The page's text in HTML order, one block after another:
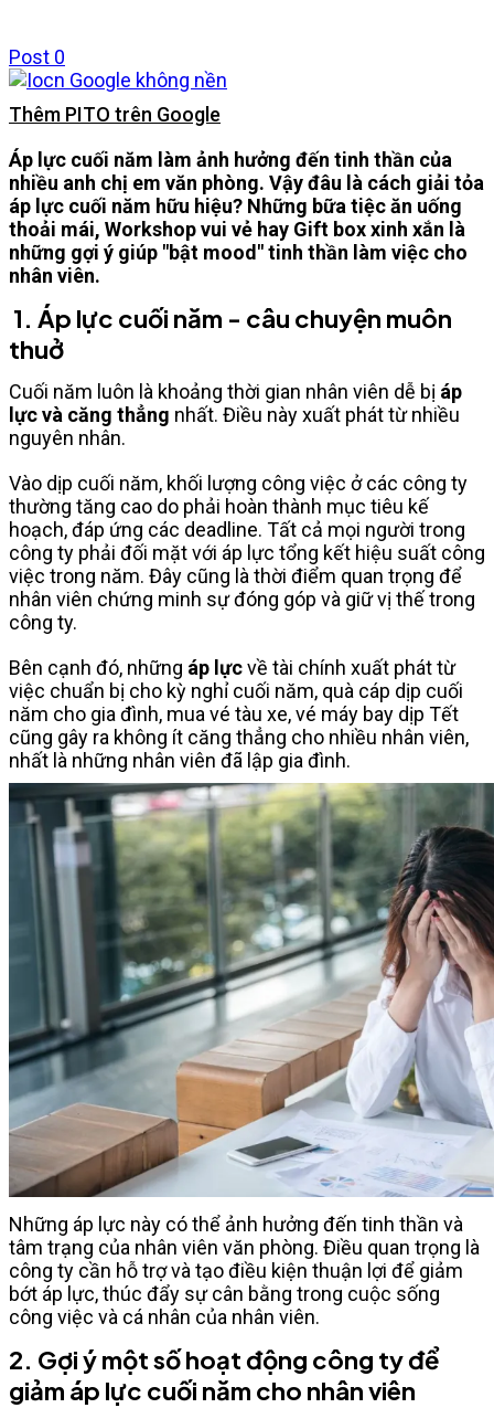
Post 0
Thêm PITO trên Google
Áp lực cuối năm làm ảnh hưởng đến tinh thần của
nhiều anh chị em văn phòng. Vậy đâu là cách giải tỏa
áp lực cuối năm hữu hiệu? Những bữa tiệc ăn uống
thoải mái, Workshop vui vẻ hay Gift box xinh xắn là
những gợi ý giúp "bật mood" tinh thần làm việc cho
nhân viên.
1. Áp lực cuối năm - câu chuyện muôn
thuở
Cuối năm luôn là khoảng thời gian nhân viên dễ bị áp
lực và căng thẳng nhất. Điều này xuất phát từ nhiều
nguyên nhân.
Vào dịp cuối năm, khối lượng công việc ở các công ty
thường tăng cao do phải hoàn thành mục tiêu kế
hoạch, đáp ứng các deadline. Tất cả mọi người trong
công ty phải đối mặt với áp lực tổng kết hiệu suất công
việc trong năm. Đây cũng là thời điểm quan trọng để
nhân viên chứng minh sự đóng góp và giữ vị thế trong
công ty.
Bên cạnh đó, những áp lựcvề tài chính xuất phát từ
việc chuẩn bị cho kỳ nghỉ cuối năm, quà cáp dịp cuối
năm cho gia đình, mua vé tàu xe, vé máy bay dịp Tết
cũng gây ra không ít căng thẳng cho nhiều nhân viên,
nhất là những nhân viên đã lập gia đình.
Những áp lực này có thể ảnh hưởng đến tinh thần và
tâm trạng của nhân viên văn phòng. Điều quan trọng là
công ty cần hỗ trợ và tạo điều kiện thuận lợi để giảm
bớt áp lực, thúc đẩy sự cân bằng trong cuộc sống
công việc và cá nhân của nhân viên.
2. Gợi ý một số hoạt động công ty để
giảm áp lực cuối năm cho nhân viên